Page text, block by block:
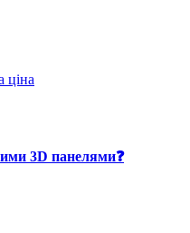
ціна
3D панелями❓